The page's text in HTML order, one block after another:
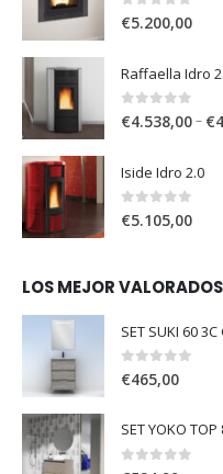
0out of 5
€5.200,00
Raffaella Idro
0 out of 5
€4.538,00– €
Iside Idro 2.0
0out of 5
€5.105,00
LOS MEJOR VALORADOS
SET SUKI 60
0 out of 5
€465,00
SET YOKO